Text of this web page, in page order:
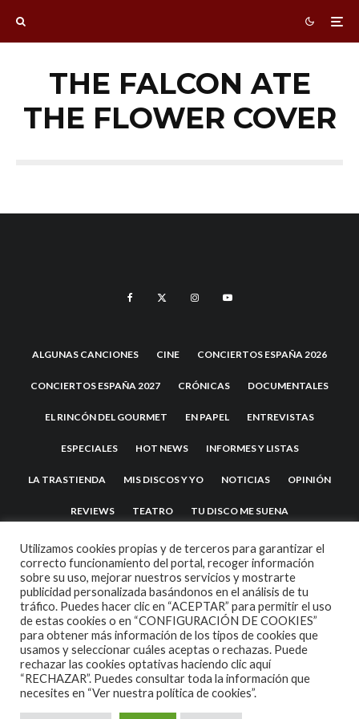
THE FALCON ATE
THE FLOWER COVER
ALGUNAS CANCIONES CINE CONCIERTOS ESPAÑA 2026
CONCIERTOS ESPAÑA 2027 CRÓNICAS DOCUMENTALES
EL RINCÓN DEL GOURMET EN PAPEL ENTREVISTAS
ESPECIALES HOT NEWS INFORMES Y LISTAS
LA TRASTIENDA MIS DISCOS Y YO NOTICIAS OPINIÓN
REVIEWS TEATRO TU DISCO ME SUENA
2007 COPYRIGHT -CODETIPITHEME
Utilizamos cookies propias y de terceros para garantizar el
correcto funcionamiento del portal, recoger información
sobre su uso, mejorar nuestros servicios y mostrarte
publicidad personalizada basándonos en el análisis de tu
tráfico. Puedes hacer clic en “ACEPTAR” para permitir el uso
de estas cookies o en “CONFIGURACIÓN DE COOKIES”
para obtener más información de los tipos de cookies que
usamos y seleccionar cuáles aceptas o rechazas. Puede
rechazar las cookies optativas haciendo clic aquí
“RECHAZAR”. Puedes consultar toda la información que
necesites en “Ver nuestra política de cookies”.